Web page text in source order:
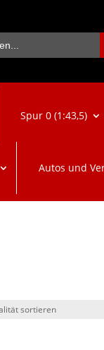
Spur 0 (1:43,5)
Autos und